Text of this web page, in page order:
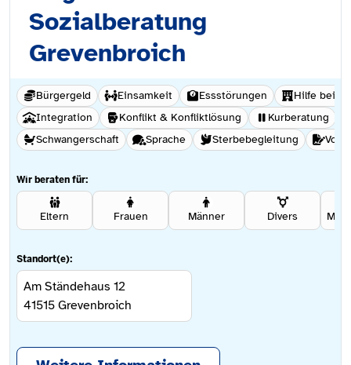
Sozialberatung
Grevenbroich
Bürgergeld Einsamkeit Essstörungen
Hilfe beim
Integration
Konflikt & Konfliktlösung
Kurberatung
Schwangerschaft
Sprache Sterbebegleitung
Wir beraten für:
Eltern Frauen Männer Divers
Standort(e):
Am Ständehaus 12
41515 Grevenbroich